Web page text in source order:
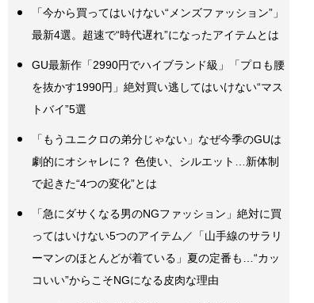
「今から買ってはいけない“メンズファッション”」
最新4選。超速で“時代遅れ”になったアイテムとは
GU最新作「2990円でハイブランド級」「プロも腰
を抜かす1990円」絶対買い逃してはいけない“マス
トバイ”5選
「もうユニクロの弟分じゃない」なぜ今季のGUは
劇的にオシャレに？ 色使い、シルエット…新体制
で起きた“4つの変化”とは
「急にダサくなる男のNGファッション」絶対に買
ってはいけない5つのアイテム／「山手線のサラリ
ーマンのほとんどが着ている」夏の定番も…“カッ
コいい”からこそNGになる皮肉な理由